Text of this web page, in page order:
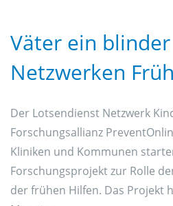
Väter ein
Netzwerken
Der Lotsendienst Netzwerk
Forschungsallianz
Kliniken und Kommunen
Forschungsprojekt zur Rolle
der frühen Hilfen. Das Projekt